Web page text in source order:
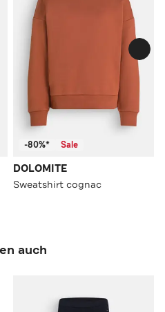
-80%* Sale
DOLOMITE
Sweatshirt cognac
auch